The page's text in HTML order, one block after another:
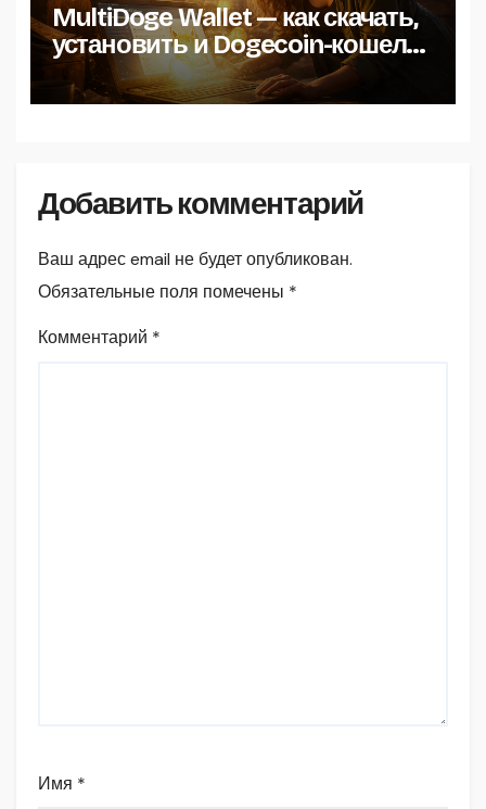
MultiDoge Wallet — как скачать,
установить и Dogecoin-кошелёк
на Windows
Добавить комментарий
Ваш адрес email не будет опубликован.
Обязательные поля помечены *
Комментарий *
Имя *